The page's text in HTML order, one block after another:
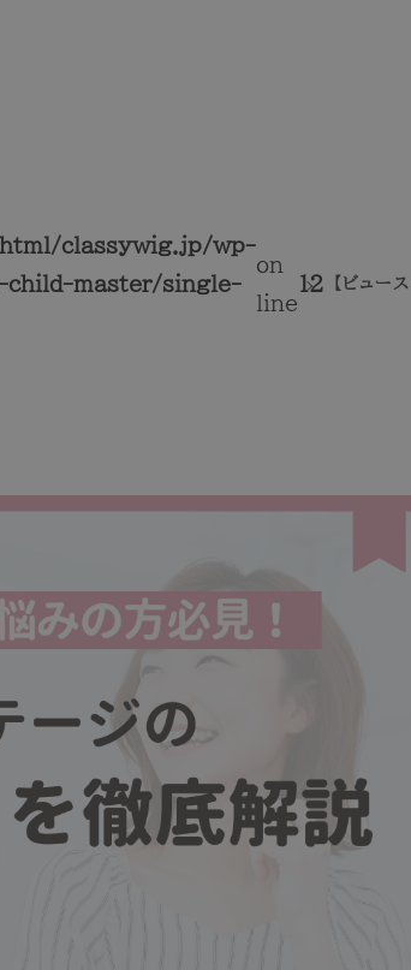
classywig.jp/wp-
child-master/single-
on
line
12
【ビュー